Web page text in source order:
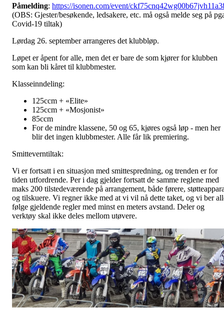
Påmelding: https://isonen.com/event/
(OBS: Gjester/besøkende, ledsakere, etc. må også melde seg på
Covid-19 tiltak)
Lørdag 26. september arrangeres det klubbløp.
Løpet er åpent for alle, men det er bare de som kjører for klubben
som kan bli kåret til klubbmester.
Klasseinndeling:
125ccm + «Elite»
125ccm + «Mosjonist»
85ccm
For de mindre klassene, 50 og 65, kjøres også løp - men her
blir det ingen klubbmester. Alle får lik premiering.
Smitteverntiltak:
Vi er fortsatt i en situasjon med smittespredning, og trenden er for
tiden utfordrende. Per i dag gjelder fortsatt de samme reglene med
maks 200 tilstedeværende på arrangement, både førere,
og tilskuere. Vi regner ikke med at vi vil nå dette taket, og vi ber
følge gjeldende regler med minst en meters avstand. Deler og
verktøy skal ikke deles mellom utøvere.